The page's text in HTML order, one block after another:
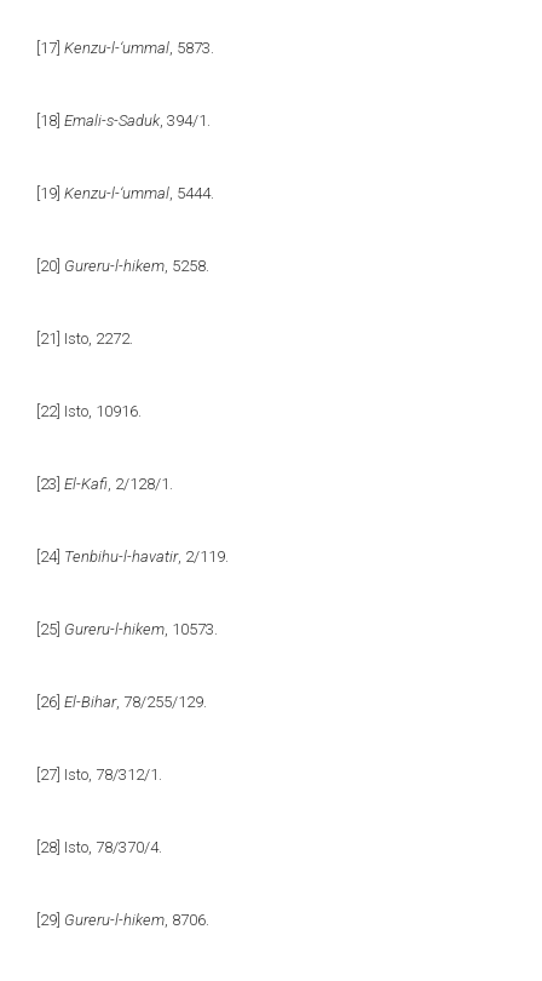
[17] Kenzu-l-‘ummal , 5873.
[18] Emali-s-Saduk , 394/1.
[19] Kenzu-l-‘ummal , 5444.
[20] Gureru-l-hikem , 5258.
[21] Isto, 2272.
[22] Isto, 10916.
[23] El-Kafi , 2/128/1.
[24] Tenbihu-l-havatir, 2/119.
[25] Gureru-l-hikem , 10573.
[26] El-Bihar, 78/255/129.
[27] Isto, 78/312/1.
[28] Isto, 78/370/4.
[29] Gureru-l-hikem , 8706.